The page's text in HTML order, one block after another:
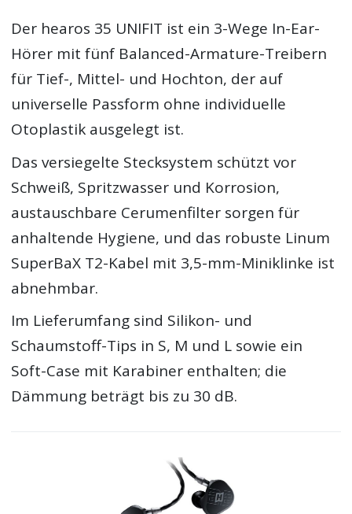
Der hearos 35 UNIFIT ist ein 3-Wege In-Ear-
Hörer mit fünf Balanced-Armature-Treibern
für Tief-, Mittel- und Hochton, der auf
universelle Passform ohne individuelle
Otoplastik ausgelegt ist.
Das versiegelte Stecksystem schützt vor
Schweiß, Spritzwasser und Korrosion,
austauschbare Cerumenfilter sorgen für
anhaltende Hygiene, und das robuste Linum
SuperBaX T2-Kabel mit 3,5-mm-Miniklinke ist
abnehmbar.
Im Lieferumfang sind Silikon- und
Schaumstoff-Tips in S, M und L sowie ein
Soft-Case mit Karabiner enthalten; die
Dämmung beträgt bis zu 30 dB.